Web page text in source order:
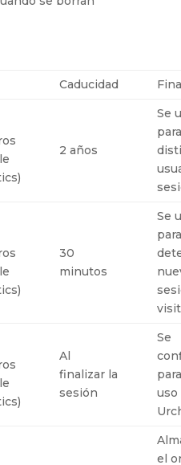
Caducidad
2 años
Se
para
30
minutos
Se
para
Al
finalizar la
sesión
Se
uso
el